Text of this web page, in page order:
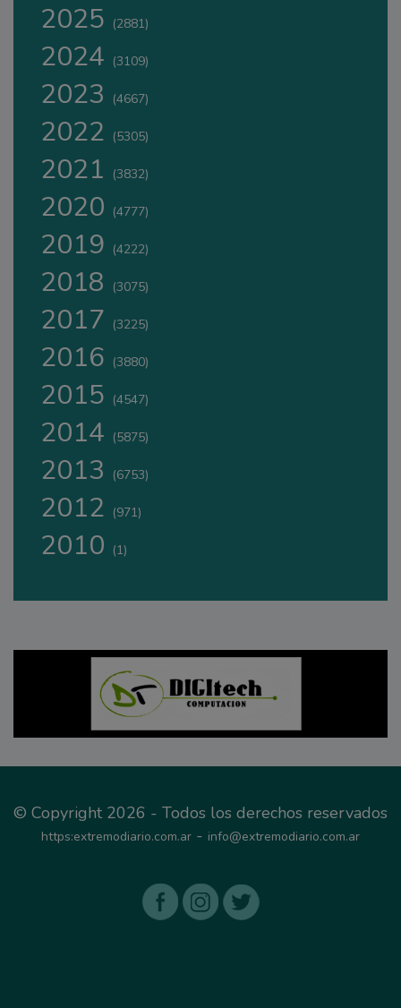
2025 (2881)
2024 (3109)
2023 (4667)
2022 (5305)
2021 (3832)
2020 (4777)
2019 (4222)
2018 (3075)
2017 (3225)
2016 (3880)
2015 (4547)
2014 (5875)
2013 (6753)
2012 (971)
2010 (1)
© Copyright 2026 - Todos los derechos reservados
https:extremodiario.com.ar - info@extremodiario.com.ar